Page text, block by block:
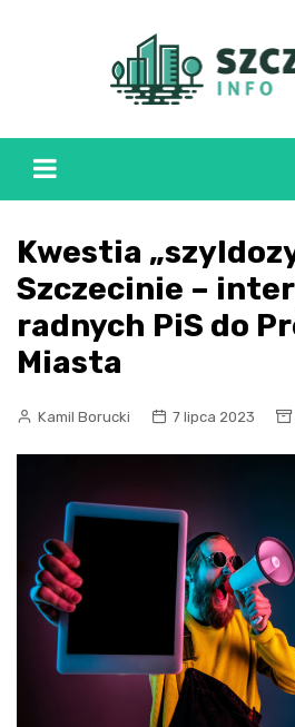
Kwestia
Szczecinie –
radnych PiS do
Miasta
Kamil Borucki 7 lipca 2023